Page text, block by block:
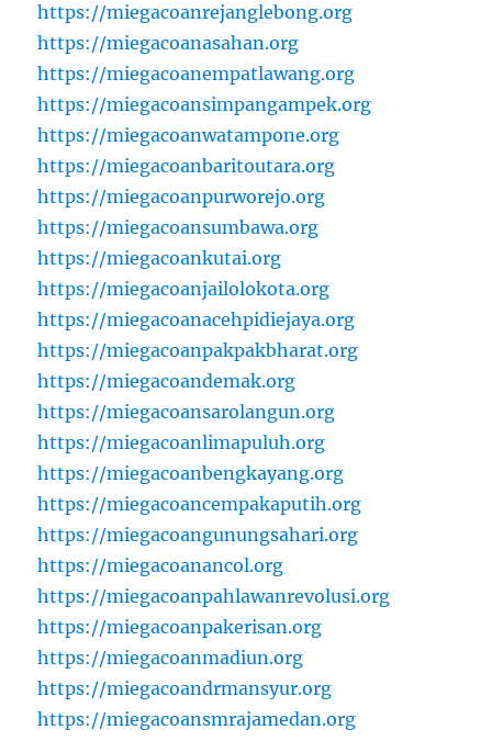
https://miegacoanrejanglebong.org
https://miegacoanasahan.org
https://miegacoanempatlawang.org
https://miegacoansimpangampek.org
https://miegacoanwatampone.org
https://miegacoanbaritoutara.org
https://miegacoanpurworejo.org
https://miegacoansumbawa.org
https://miegacoankutai.org
https://miegacoanjailolokota.org
https://miegacoanacehpidiejaya.org
https://miegacoanpakpakbharat.org
https://miegacoandemak.org
https://miegacoansarolangun.org
https://miegacoanlimapuluh.org
https://miegacoanbengkayang.org
https://miegacoancempakaputih.org
https://miegacoangunungsahari.org
https://miegacoanancol.org
https://miegacoanpahlawanrevolusi.org
https://miegacoanpakerisan.org
https://miegacoanmadiun.org
https://miegacoandrmansyur.org
https://miegacoansmrajamedan.org